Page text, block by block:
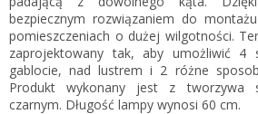
bezpiecznym rozwiązaniem do
pomieszczeniach o dużej wilgotności.
zaprojektowany tak, aby umożliwić
gablocie, nad lustrem i 2 różne
Produkt wykonany jest z tworzywa
czarnym. Długość lampy wynosi 60 cm.